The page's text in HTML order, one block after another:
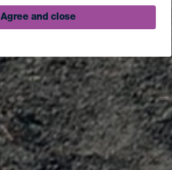
Agree and close